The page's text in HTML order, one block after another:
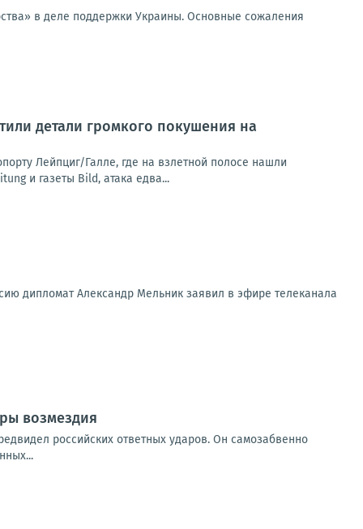
в деле поддержки Украины. Основные сожаления
детали громкого покушения на
Лейпциг/Галле, где на взлетной полосе нашли
и газеты Bild, атака едва...
дипломат Александр Мельник заявил в эфире телеканала
возмездия
российских ответных ударов. Он самозабвенно